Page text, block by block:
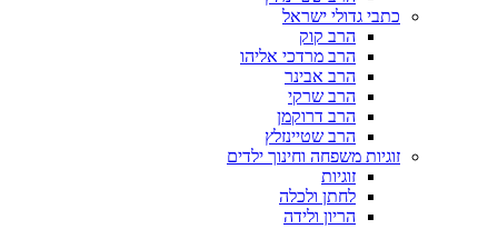
כתבי גדולי ישראל
הרב קוק
הרב מרדכי אליהו
הרב אבינר
הרב שרקי
הרב דרוקמן
הרב שטיינזלץ
זוגיות משפחה וחינוך ילדים
זוגיות
לחתן ולכלה
הריון ולידה